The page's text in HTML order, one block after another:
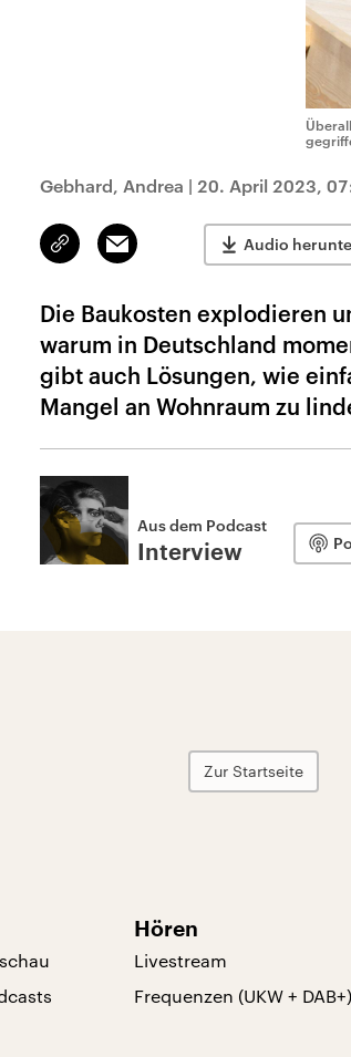
Gebhard, Andrea | 20. April 2023,
Link
kopieren/teilen
Email Audio
Die Baukosten explodieren
warum in Deutschland
gibt auch Lösungen, wie
Mangel an Wohnraum zu
Aus dem Podcast
Interview
Zur Startseite
Hören
Livestream
Frequenzen (UKW + DAB+)